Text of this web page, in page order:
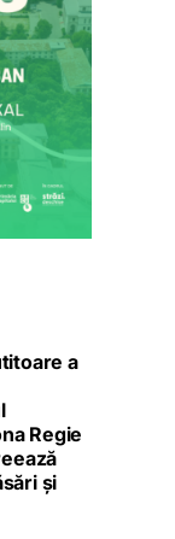
a
Regie
și